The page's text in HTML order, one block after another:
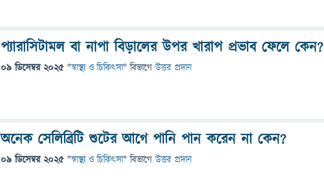
প্যারাসিটামল বা নাপা বিড়ালের উপর খারাপ প্রভাব ফেলে কেন?
09 ডিসেম্বর 2025 "স্বাস্থ্য ও চিকিৎসা" বিভাগে উত্তর প্রদান
অনেক সেলিব্রিটি শুটের আগে পানি পান করেন না কেন?
09 ডিসেম্বর 2025 "স্বাস্থ্য ও চিকিৎসা" বিভাগে উত্তর প্রদান